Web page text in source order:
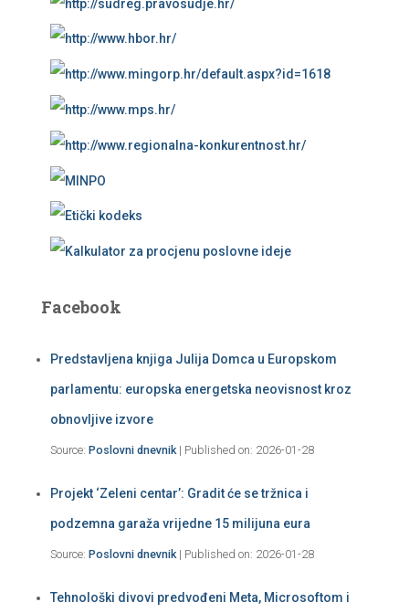
Facebook
Predstavljena knjiga Julija Domca u Europskom
parlamentu: europska energetska neovisnost kroz
obnovljive izvore
Source: Poslovni dnevnik Published on: 2026-01-28
Projekt ‘Zeleni centar’: Gradit će se tržnica i
podzemna garaža vrijedne 15 milijuna eura
Source: Poslovni dnevnik Published on: 2026-01-28
Tehnološki divovi predvođeni Meta, Microsoftom i